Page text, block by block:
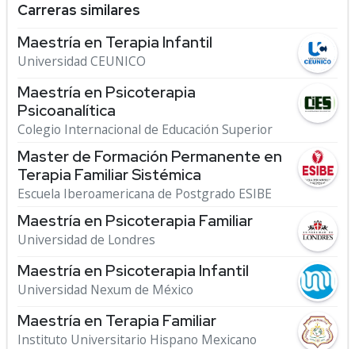
Carreras similares
Maestría en Terapia Infantil
Universidad CEUNICO
Maestría en Psicoterapia
Psicoanalítica
Colegio Internacional de Educación Superior
Master de Formación Permanente en
Terapia Familiar Sistémica
Escuela Iberoamericana de Postgrado ESIBE
Maestría en Psicoterapia Familiar
Universidad de Londres
Maestría en Psicoterapia Infantil
Universidad Nexum de México
Maestría en Terapia Familiar
Instituto Universitario Hispano Mexicano